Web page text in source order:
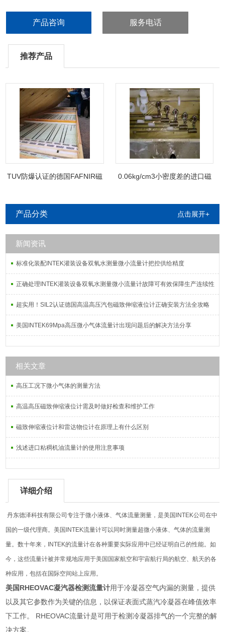
产品咨询 服务电话
推荐产品
TUV防爆认证的德国FAFNIR磁
0.06kg/cm3小密度差的进口磁
产品分类 点击展开+
新闻资讯
标准化装配INTEK灌装设备双氧水测量微小流量计把控供给精度
正确处理INTEK灌装设备双氧水测量微小流量计故障可有效保障生产连续性
超实用！SIL2认证德国高温高压汽包磁致伸缩液位计正确安装方法全攻略
美国INTEK69Mpa高压微小气体流量计出现问题后的解决方法分享
相关文章
高压工况下微小气体的测量方法
高温高压磁致伸缩液位计需及时做好检查和维护工作
磁致伸缩液位计和雷达物位计在原理上有什么区别
浅述进口粘稠机油流量计的使用注意事项
详细介绍
丹东德泽科技有限公司专注于微小液体、气体流量测量，是美国INTEK公司在中
国的一级代理商。美国INTEK流量计可以同时测量超微小液体、气体的流量测
量。数十年来，INTEK的流量计在各种重要实际应用中已经证明自己的性能。如
今，这些流量计被并常规地应用于美国国家航空和宇宙航行局的航空、航天的各
种应用，包括在国际空间站上应用。
美国RHEOVAC凝汽器检测流量计用于冷凝器空气内漏的测量，提供
以及其它参数作为关键的信息，以保证表面式蒸汽冷凝器在峰值效率
下工作。 RHEOVAC流量计是可用于检测冷凝器排气的一个完整的解
决方案。